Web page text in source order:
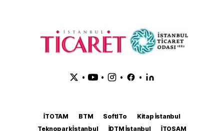
• • • •
İTOTAM BTM SoftITo
Kitap İstanbul
Teknopark İstanbul
İDTM İstanbul
İTOSAM